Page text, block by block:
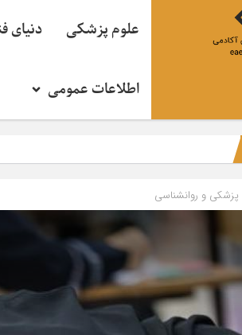
علوم پزشکی دنیای
اطلاعات عمومی
پزشکی و روانشناسی